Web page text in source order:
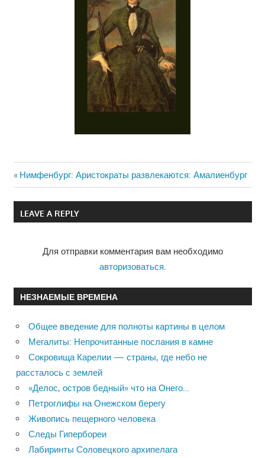
Навигация
по
Previous
Post:
Нимфенбург: Аристократы развлекаются: Амалиенбург
LEAVE A REPLY
Для отправки комментария вам необходимо
авторизоваться
НЕЗНАЕМЫЕ ВРЕМЕНА
Общее введение для полноты картины в целом
Мегалиты: Непрочитанные послания в камне
Сокровища Карелии — страны, где небо не
рассталось с землей
«Делос, остров бедный» что на Онего…
Петроглифы на Онежском берегу
Живопись пещерного человека
Следы Гипербореи
Лабиринты Соловецкого архипелага